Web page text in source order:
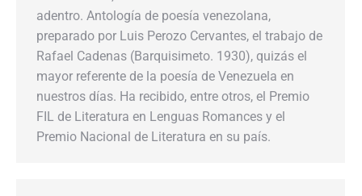
adentro. Antología de poesía venezolana,
preparado por Luis Perozo Cervantes, el trabajo de
Rafael Cadenas (Barquisimeto. 1930), quizás el
mayor referente de la poesía de Venezuela en
nuestros días. Ha recibido, entre otros, el Premio
FIL de Literatura en Lenguas Romances y el
Premio Nacional de Literatura en su país.